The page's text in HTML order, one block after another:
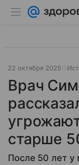
22 октября 2025
Врач
старше
После 50 лет